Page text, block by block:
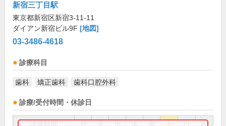
新宿三丁目駅
東京都新宿区新宿3-11-11
ダイアン新宿ビル9F [地図]
03-3486-4618
診療科目
歯科 矯正歯科 歯科口腔外科
診療/受付時間・休診日
祝